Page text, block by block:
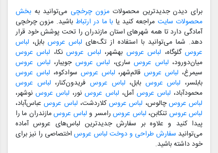
برای دیدن جدیدترین محصولاتمزون چرخچی می‌توانید به بخش
محصولات سایت مراجعه کنید یا با ما در ارتباط باشید. مزون چرخچی
آمادگی دارد تا همه شهرهای استان مازندران را تحت پوشش خود قرار
دهد. شما می‌توانید با استفاده از تگ‌های لباس عروس بابل، لباس
عروسگلوگاه، لباس عروس بهشهر، لباس عروسنکا، لباس عروس
میان‌دورود، لباس عروس ساری، لباس عروس جویبار، لباس عروس
سیمرغ، لباس عروسقائم‌شهر، لباس عروس سوادکوه، لباس عروس
بابلسر، لباس عروس بابل، لباس عروس فریدون‌کنار، لباس عروس
محمودآباد، لباس عروس آمل، لباس عروسنور، لباس عروسنوشهر،
لباس عروسچالوس، لباس عروس کلاردشت، لباس عروسعباس‌آباد،
لباس عروس تنکابن، لباس عروسرامسر و لباس عروسمازندران ما را
پیدا کنید و علاوه بر سفارش جدیدترین لباس‌های عروس آماده
می‌توانید سفارش طراحی و دوخت لباس عروساختصاصی را نیز برای
خود داشته باشید.